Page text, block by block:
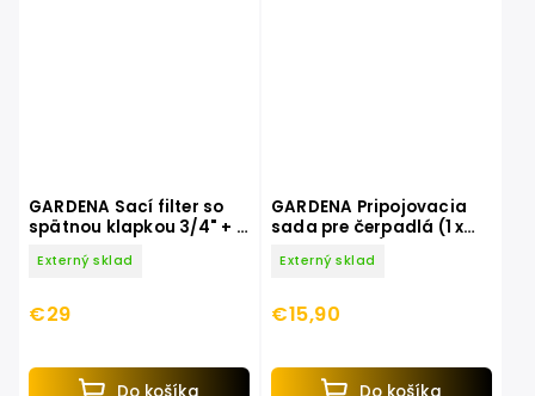
GARDENA Sací filter so
spätnou klapkou 3/4" + 1"
Externý sklad
€29
Do košíka
GARDENA Pripojovacia
sada pre čerpadlá (1 x
Externý sklad
€15,90
Do košíka